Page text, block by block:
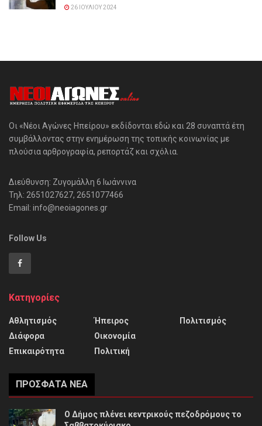
26 ΙΟΥΛΊΟΥ 2024
Οι «Νέοι Αγώνες Ηπείρου» εκδίδονται εδώ και 28 συναπτά έτη
συμβάλλοντας στην ενημέρωση της τοπικής κοινωνίας με
πλούσια αρθρογραφία, ρεπορτάζ και σχόλια.
Διεύθυνση: Ζυγομάλλη 6 Ιωάννινα
Τηλ: 2651027627, 2651077466
Email: info@neoiagones.gr
Follow Us
Κατηγορίες
Αθλητισμός
Διάφορα
Επικαιρότητα
Ήπειρος
Οικονομία
Πολιτική
Πολιτισμός
ΠΡΌΣΦΑΤΑ ΝΈΑ
Ο Δήμος πλένει κεντρικούς πεζοδρόμους το